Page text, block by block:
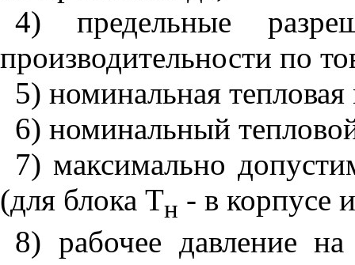
4) предельные
производительности по
5) номинальная
6) номинальный
7) максимально
(для блока Тн - в корпусе
8) рабочее давление